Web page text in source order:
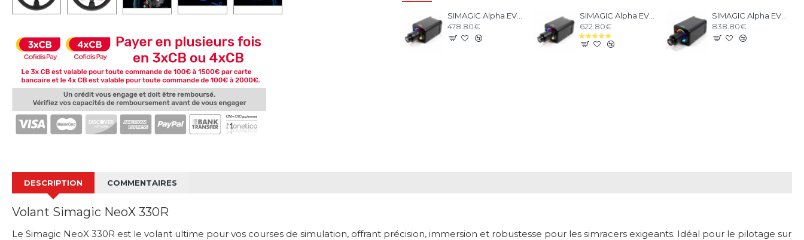
478.80€
SIMAGIC Alpha EVO 12nm - Base Direct Drive
622.80€
SIMAGIC Alpha EVO PRO 18nm - Base Direct Drive
838.80€
DESCRIPTION COMMENTAIRES
Volant Simagic NeoX 330R
Le Simagic NeoX 330R est le volant ultime pour vos courses de simulation, offrant précision, immersion et robustesse pour les simracers exigeants. Idéal pour le pilotage sur